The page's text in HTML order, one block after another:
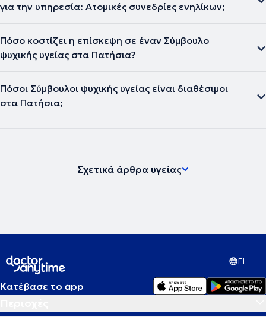
για την υπηρεσία: Ατομικές συνεδρίες ενηλίκων;
Πόσο κοστίζει η επίσκεψη σε έναν Σύμβουλο
ψυχικής υγείας στα Πατήσια?
Πόσοι Σύμβουλοι ψυχικής υγείας είναι διαθέσιμοι
στα Πατήσια;
Σχετικά άρθρα υγείας
EL
Κατέβασε το app